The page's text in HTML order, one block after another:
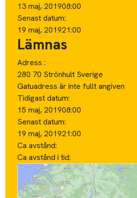
13 maj, 201908:00
Senast datum:
19 maj, 201921:00
Lämnas
Adress :
280 70 Strönhult Sverige
Gatuadress är inte fullt angiven
Tidigast datum:
15 maj, 201908:00
Senast datum:
19 maj, 201921:00
Ca avstånd:
Ca avstånd i tid: